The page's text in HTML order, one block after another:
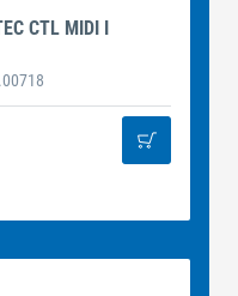
CTL MIDI I